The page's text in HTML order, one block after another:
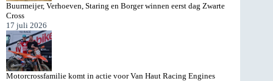
Buurmeijer, Verhoeven, Staring en Borger winnen eerst dag Zwarte
Cross
17 juli 2026
Motorcrossfamilie komt in actie voor Van Haut Racing Engines